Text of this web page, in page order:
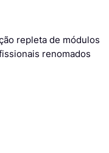
repleta de módulos
renomados